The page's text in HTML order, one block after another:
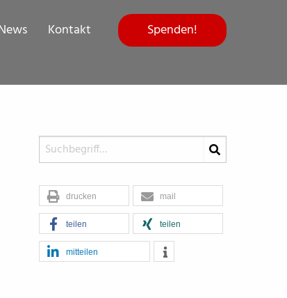
Spenden!
Kontakt
drucken mail
teilen teilen
mitteilen